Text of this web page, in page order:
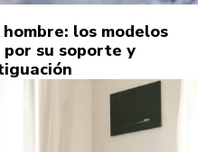
los modelos
su soporte y